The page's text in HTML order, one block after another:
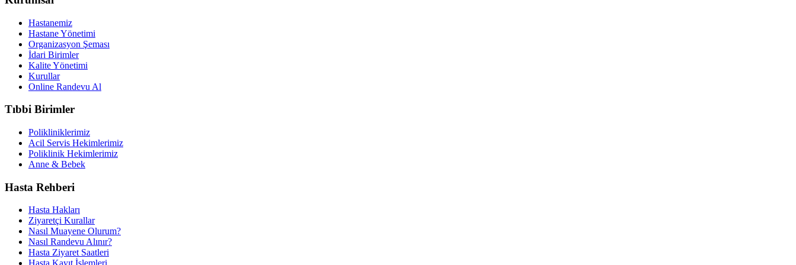
Hastanemiz
Hastane Yönetimi
Organizasyon Şeması
İdari Birimler
Kalite Yönetimi
Kurullar
Online Randevu Al
Tıbbi Birimler
Polikliniklerimiz
Acil Servis Hekimlerimiz
Poliklinik Hekimlerimiz
Anne & Bebek
Hasta Rehberi
Hasta Hakları
Ziyaretçi Kurallar
Nasıl Muayene Olurum?
Nasıl Randevu Alınır?
Hasta Ziyaret Saatleri